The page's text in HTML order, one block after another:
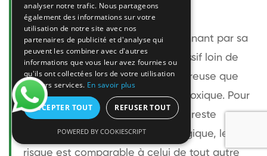
l'homme ?
Le frelon européen est impressionnant par sa
taille mais relativement peu agressif loin de
son nid. Sa piqûre est plus douloureuse que
celle d'une guêpe sans être plus toxique. Pour
une personne non allergique, elle reste
bénigne. Pour une personne allergique, le
risque est comparable à celui de tout autre
analyser notre trafic. Nous partageons
également des informations sur votre
utilisation de notre site avec nos
partenaires de publicité et d'analyse qui
peuvent les combiner avec d'autres
informations que vous leur avez fournies ou
qu'ils ont collectées lors de votre utilisation
de leurs services. En savoir plus
ACCEPTER TOUT REFUSER TOUT
POWERED BY COOKIESCRIPT